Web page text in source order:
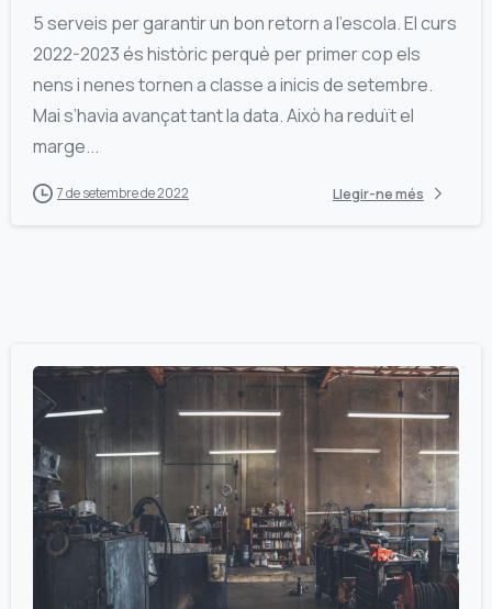
5 serveis per garantir un bon retorn a l’escola. El curs
2022-2023 és històric perquè per primer cop els
nens i nenes tornen a classe a inicis de setembre.
Mai s’havia avançat tant la data. Això ha reduït el
marge...
7 de setembre de 2022 Llegir-ne més